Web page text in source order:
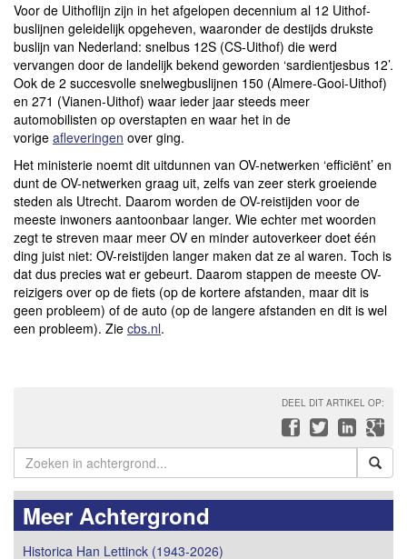
Voor de Uithoflijn zijn in het afgelopen decennium al 12 Uithof-
buslijnen geleidelijk opgeheven, waaronder de destijds drukste
buslijn van Nederland: snelbus 12S (CS-Uithof) die werd
vervangen door de landelijk bekend geworden ‘sardientjesbus 12’.
Ook de 2 succesvolle snelwegbuslijnen 150 (Almere-Gooi-Uithof)
en 271 (Vianen-Uithof) waar ieder jaar steeds meer
automobilisten op overstapten en waar het in de
vorige afleveringen over ging.
Het ministerie noemt dit uitdunnen van OV-netwerken ‘efficiënt’ en
dunt de OV-netwerken graag uit, zelfs van zeer sterk groeiende
steden als Utrecht. Daarom worden de OV-reistijden voor de
meeste inwoners aantoonbaar langer. Wie echter met woorden
zegt te streven maar meer OV en minder autoverkeer doet één
ding juist niet: OV-reistijden langer maken dat ze al waren. Toch is
dat dus precies wat er gebeurt. Daarom stappen de meeste OV-
reizigers over op de fiets (op de kortere afstanden, maar dit is
geen probleem) of de auto (op de langere afstanden en dit is wel
een probleem). Zie cbs.nl.
DEEL DIT ARTIKEL OP:
Meer Achtergrond
Historica Han Lettinck (1943-2026)